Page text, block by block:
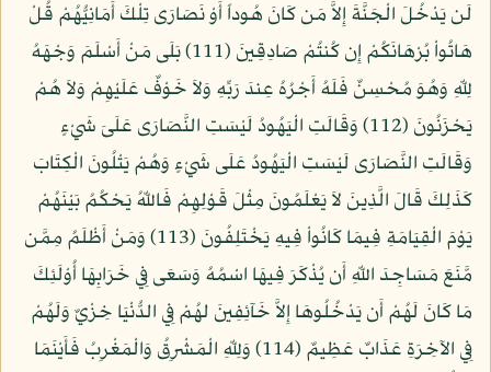
لَن يَدْخُلَ الْجَنَّةَ إِلاَّ مَن كَانَ هُوداً أَوْ نَصَارَى تِلْكَ أَمَانِيُّهُمْ قُلْ
هَاتُواْ بُرْهَانَكُمْ إِن كُنتُمْ صَادِقِينَ (111) بَلَى مَنْ أَسْلَمَ وَجْهَهُ
لِلّهِ وَهُوَ مُحْسِنٌ فَلَهُ أَجْرُهُ عِندَ رَبِّهِ وَلاَ خَوْفٌ عَلَيْهِمْ وَلاَ هُمْ
يَحْزَنُونَ (112) وَقَالَتِ الْيَهُودُ لَيْسَتِ النَّصَارَى عَلَىَ شَيْءٍ
وَقَالَتِ النَّصَارَى لَيْسَتِ الْيَهُودُ عَلَى شَيْءٍ وَهُمْ يَتْلُونَ الْكِتَابَ
كَذَلِكَ قَالَ الَّذِينَ لاَ يَعْلَمُونَ مِثْلَ قَوْلِهِمْ فَاللّهُ يَحْكُمُ بَيْنَهُمْ
يَوْمَ الْقِيَامَةِ فِيمَا كَانُواْ فِيهِ يَخْتَلِفُونَ (113) وَمَنْ أَظْلَمُ مِمَّن
مَّنَعَ مَسَاجِدَ اللّهِ أَن يُذْكَرَ فِيهَا اسْمُهُ وَسَعَى فِي خَرَابِهَا أُوْلَئِكَ
مَا كَانَ لَهُمْ أَن يَدْخُلُوهَا إِلاَّ خَآئِفِينَ لهُمْ فِي الدُّنْيَا خِزْيٌ وَلَهُمْ
فِي الآخِرَةِ عَذَابٌ عَظِيمٌ (114) وَلِلّهِ الْمَشْرِقُ وَالْمَغْرِبُ فَأَيْنَمَا